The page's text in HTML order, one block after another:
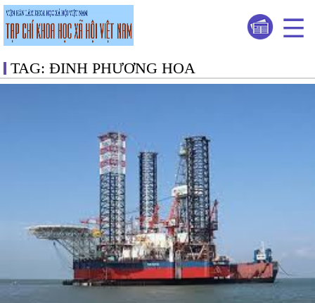
TAG: ĐINH PHƯƠNG HOA